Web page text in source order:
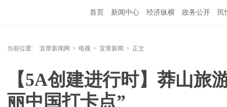
首页 新闻中心 经济纵横 政务公开 民
当前位置: 宜章新闻网 > 电视 > 宜章新闻 > 正文
【5A创建进行时】莽山旅
丽中国打卡点”